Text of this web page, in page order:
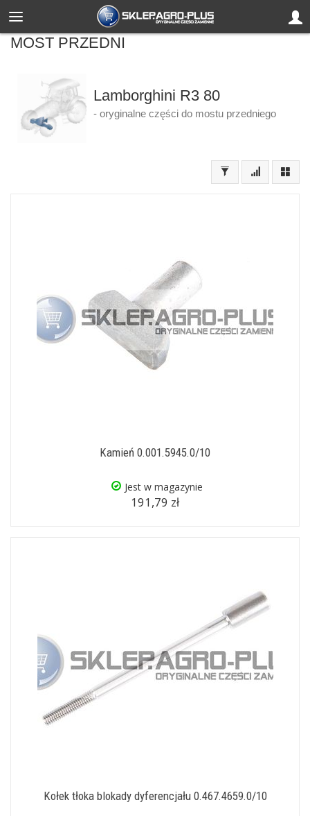
MOST PRZEDNI
Lamborghini R3 80
- oryginalne części do mostu przedniego
Kamień 0.001.5945.0/10
Jest w magazynie
191,79 zł
Kołek tłoka blokady dyferencjału 0.467.4659.0/10